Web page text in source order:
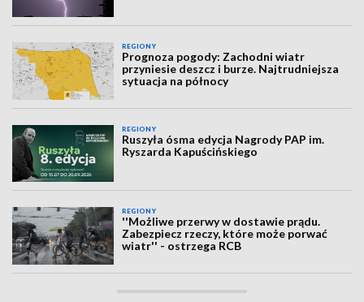
REGIONY
Prognoza pogody: Zachodni wiatr
przyniesie deszcz i burze. Najtrudniejsza
sytuacja na północy
REGIONY
Ruszyła ósma edycja Nagrody PAP im.
Ryszarda Kapuścińskiego
REGIONY
''Możliwe przerwy w dostawie prądu.
Zabezpiecz rzeczy, które może porwać
wiatr'' - ostrzega RCB